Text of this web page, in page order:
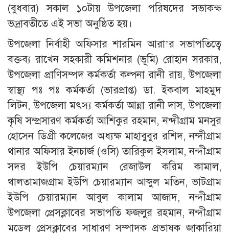
(বুধবার) সকাল ১০টায় উপজেলা পরিষদের সভাকক্ষ
ভদ্রাবতীতে এই সভা অনুষ্ঠিত হয়।
উপজেলা নির্বাহী অফিসার শারমিন আরা’র সভাপতিত্বে
বক্তব্য রাখেন সহকারী কমিশনার (ভূমি) রোহান সরকার,
উপজেলা প্রাণিসম্পদ কর্মকর্তা কল্পনা রানী রায়, উপজেলা
স্বাস্থ্য পঃ পঃ কর্মকর্তা (ভারপ্রাপ্ত) ডা. ইকবাল মাহমুদ
লিটন, উপজেলা মৎস্য কর্মকর্তা আন্না রানী দাস, উপজেলা
কৃষি সম্প্রসারণ কর্মকর্তা আশিকুর রহমান, নন্দীগ্রাম মনসুর
হোসেন ডিগ্রী কলেজের অধ্যক্ষ মাহাবুবুর রশিদ, নন্দীগ্রাম
থানার অফিসার ইনচার্জ (ওসি) তারিকুল ইসলাম, নন্দীগ্রাম
সদর ইউপি চেয়ারম্যান রেজাউল করিম কামাল,
থালতামাজগ্রাম ইউপি চেয়ারম্যান আব্দুল মতিন, ভাটগ্রাম
ইউপি চেয়ারম্যান আবুল কালাম আজাদ, নন্দীগ্রাম
উপজেলা প্রেসক্লাবের সভাপতি ফজলুর রহমান, নন্দীগ্রাম
মডেল প্রেসক্লাবের সাধারণ সম্পাদক প্রভাষক জাকারিয়া